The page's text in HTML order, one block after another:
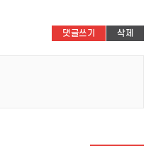
댓글쓰기 삭제